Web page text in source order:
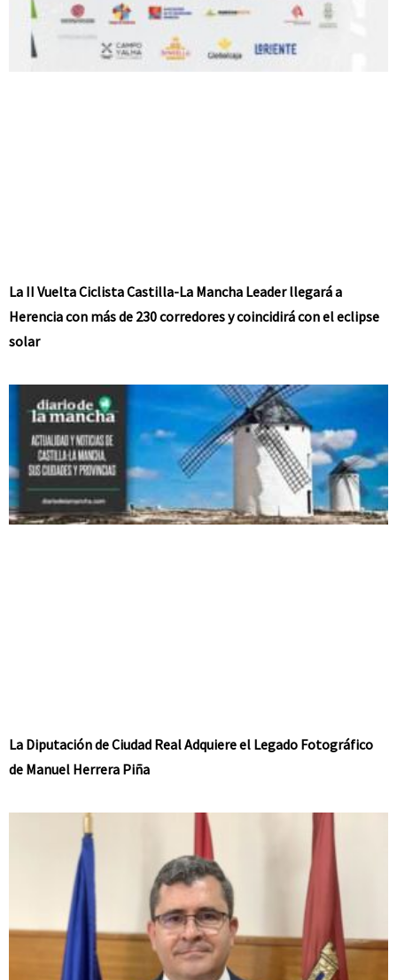
La II Vuelta Ciclista Castilla-La Mancha Leader llegará a
Herencia con más de 230 corredores y coincidirá con el eclipse
solar
La Diputación de Ciudad Real Adquiere el Legado Fotográfico
de Manuel Herrera Piña